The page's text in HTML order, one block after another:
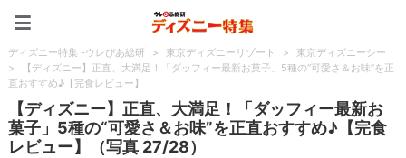
ディズニー特集 -ウレぴあ総研 > 東京ディズニーリゾート >
東京ディズニーシー
>
【ディズニー】正直、大満足！「ダッフィー最新お菓子」5種の“可愛さ＆お味”を正
直おすすめ♪【完食レビュー】
【ディズニー】正直、大満足！「ダッフィー最新お
菓子」5種の“可愛さ＆お味”を正直おすすめ♪【完食
レビュー】（写真 27/28）